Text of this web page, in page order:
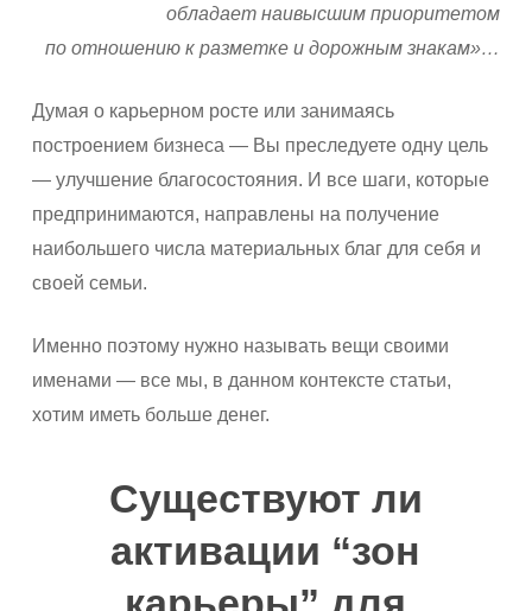
обладает наивысшим приоритетом
по отношению к разметке и дорожным знакам»…
Думая о карьерном росте или занимаясь
построением бизнеса — Вы преследуете одну цель
— улучшение благосостояния. И все шаги, которые
предпринимаются, направлены на получение
наибольшего числа материальных благ для себя и
своей семьи.
Именно поэтому нужно называть вещи своими
именами — все мы, в данном контексте статьи,
хотим иметь больше денег.
Существуют ли
активации “зон